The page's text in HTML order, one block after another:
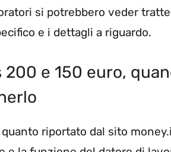
si potrebbero veder
e i dettagli a riguardo.
200 e 150 euro,
quanto riportato dal sito